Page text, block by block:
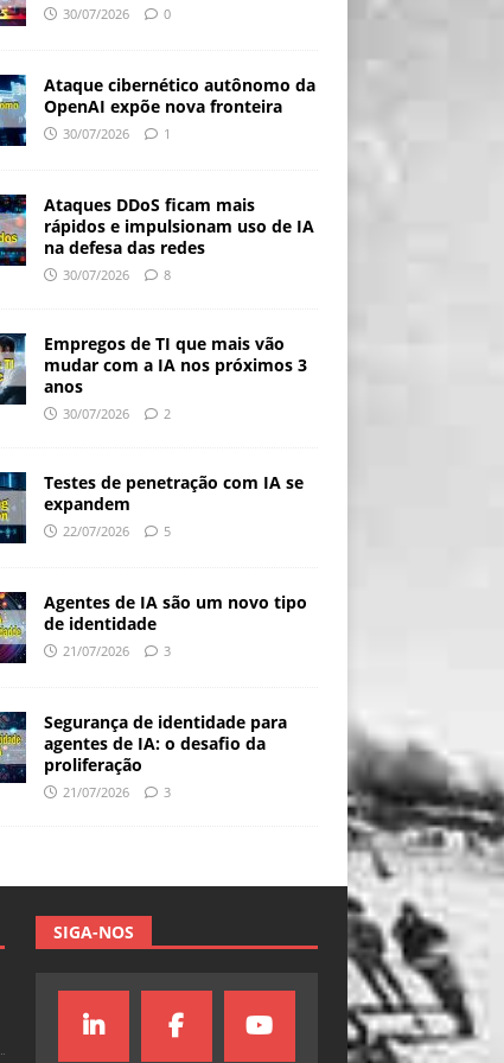
30/07/2026 0
Ataque cibernético autônomo da
OpenAI expõe nova fronteira
30/07/2026 1
Ataques DDoS ficam mais
rápidos e impulsionam uso de IA
na defesa das redes
30/07/2026 8
Empregos de TI que mais vão
mudar com a IA nos próximos 3
anos
30/07/2026 2
Testes de penetração com IA se
expandem
22/07/2026 5
Agentes de IA são um novo tipo
de identidade
21/07/2026 3
Segurança de identidade para
agentes de IA: o desafio da
proliferação
21/07/2026 3
SIGA-NOS